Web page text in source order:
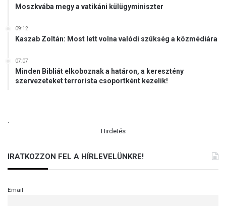
Moszkvába megy a vatikáni külügyminiszter
09:12
Kaszab Zoltán: Most lett volna valódi szükség a közmédiára
07:07
Minden Bibliát elkoboznak a határon, a keresztény
szervezeteket terrorista csoportként kezelik!
.
Hirdetés
IRATKOZZON FEL A HÍRLEVELÜNKRE!
Email